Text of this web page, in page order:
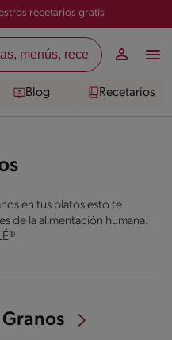
recetarios gratis
Blog Recetarios
en tus platos esto te
de la alimentación humana.